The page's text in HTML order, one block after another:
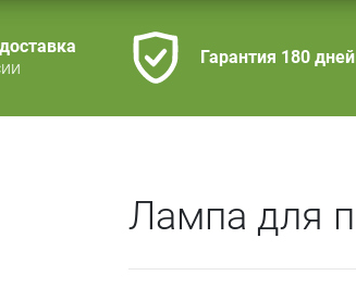
Гарантия 180 дней
Лампа для